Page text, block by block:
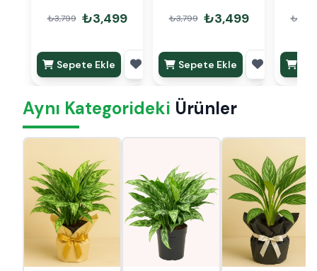
Ø20cm
₺3,799 ₺3,499
Sepete Ekle
Ø20cm
₺3,799 ₺3,499
Sepete Ekle
Aynı Kategorideki Ürünler